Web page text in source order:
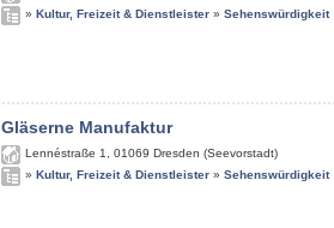
» Kultur, Freizeit & Dienstleister » Sehenswürdigkeit
Gläserne Manufaktur
Lennéstraße 1 01069 Dresden (Seevorstadt)
» Kultur, Freizeit & Dienstleister » Sehenswürdigkeit